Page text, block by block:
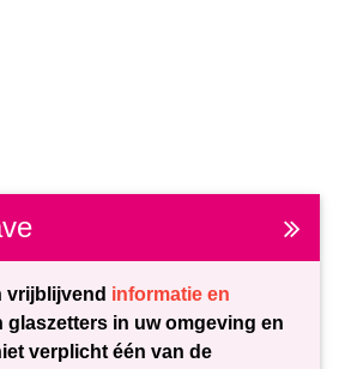
vrijblijvend informatie en
glaszetters in uw omgeving en
verplicht één van de